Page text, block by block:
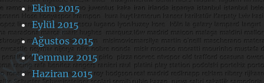
Ekim 2015
Eylül 2015
Ağustos 2015
Temmuz 2015
Haziran 2015